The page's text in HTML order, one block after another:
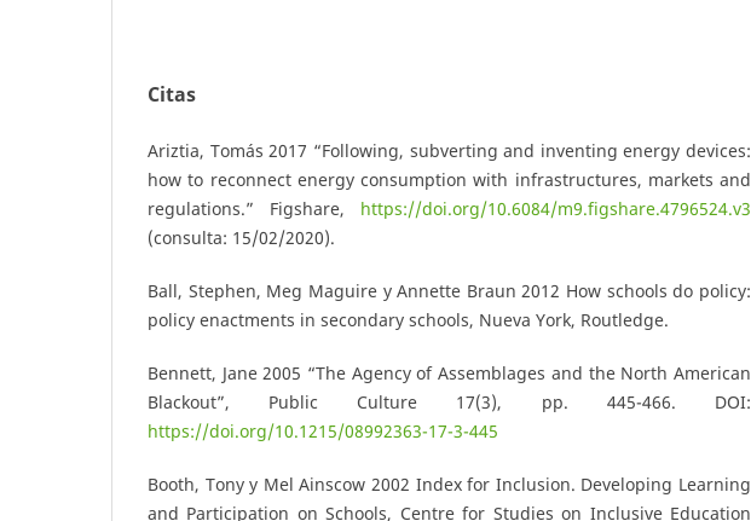
Citas
Ariztia, Tomás 2017 “Following, subverting and inventing energy devices:
how to reconnect energy consumption with infrastructures, markets and
regulations.” Figshare, https://doi.org/10.6084/m9.figshare.4796524.v3
(consulta: 15/02/2020).
Ball, Stephen, Meg Maguire y Annette Braun 2012 How schools do policy:
policy enactments in secondary schools, Nueva York, Routledge.
Bennett, Jane 2005 “The Agency of Assemblages and the North American
Blackout”, Public Culture 17(3), pp. 445-466. DOI:
https://doi.org/10.1215/08992363-17-3-445
Booth, Tony y Mel Ainscow 2002 Index for Inclusion. Developing Learning
and Participation on Schools, Centre for Studies on Inclusive Education